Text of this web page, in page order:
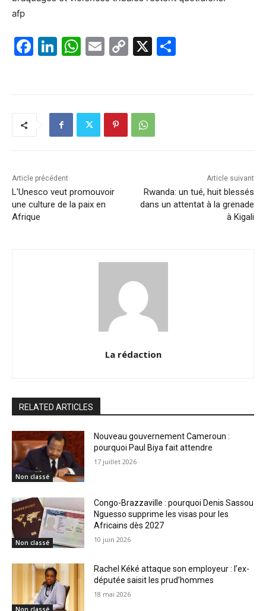
afp
F
k
Li
dI
n
W
A
p
E
C
Li
n
X
Article précédent
L'Unesco veut promouvoir
une culture de la paix en
Afrique
Article suivant
Rwanda: un tué, huit blessés
dans un attentat à la grenade
à Kigali
La rédaction
RELATED ARTICLES
Non classé
Nouveau gouvernement Cameroun :
pourquoi Paul Biya fait attendre
17 juillet 2026
Non classé
Congo-Brazzaville : pourquoi Denis Sassou
Nguesso supprime les visas pour les
Africains dès 2027
10 juin 2026
Non classé
Rachel Kéké attaque son employeur : l’ex-
députée saisit les prud’hommes
18 mai 2026